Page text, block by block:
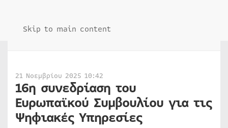
Skip to main content
21 Νοεμβρίου 2025 10:42
16η συνεδρίαση του
Ευρωπαϊκού Συμβουλίου για τις
Ψηφιακές Υπηρεσίες